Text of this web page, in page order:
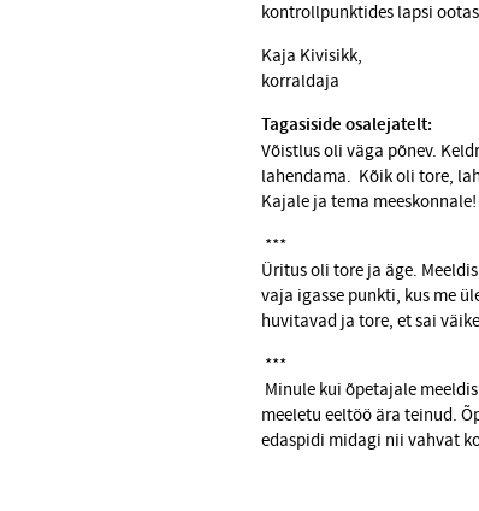
kontrollpunktides lapsi
Kaja Kivisikk,
korraldaja
Tagasiside osalejatelt:
Võistlus oli väga põnev.
lahendama. Kõik oli tore,
Kajale ja tema
***
Üritus oli tore ja äge.
vaja igasse punkti, kus me
huvitavad ja tore, et sai
***
Minule kui õpetajale
meeletu eeltöö ära teinud.
edaspidi midagi nii vahvat